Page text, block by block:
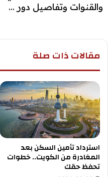
والقنوات وتفاصيل دور ...
مقالات ذات صلة
استرداد تأمين السكن بعد
المغادرة من الكويت.. خطوات
تحفظ حقك